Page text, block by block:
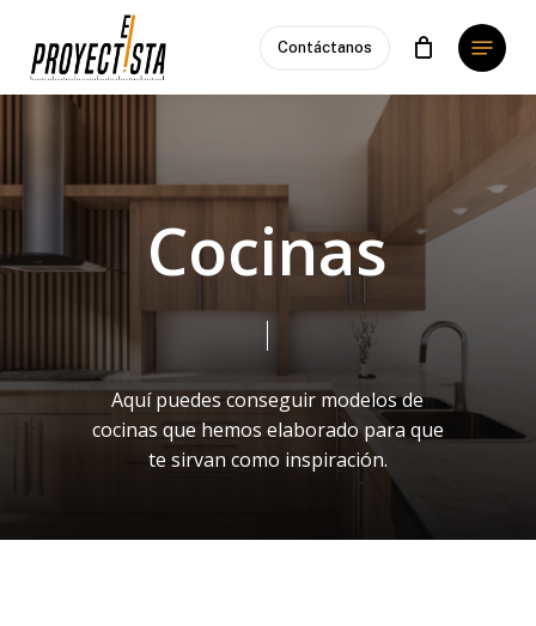
main
Contáctanos
Menu
Cocinas
Aquí puedes conseguir modelos de
cocinas que hemos elaborado para que
te sirvan como inspiración.